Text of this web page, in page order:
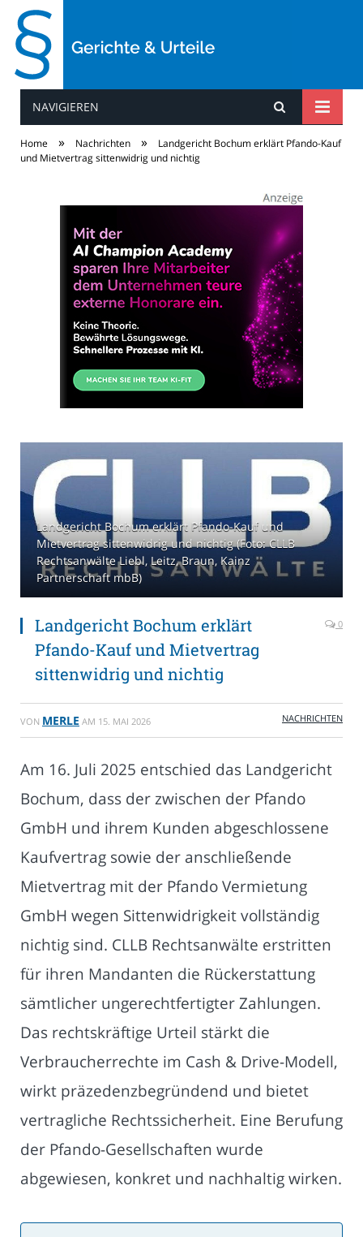
Gerichte & Urteile
NAVIGIEREN
Home » Nachrichten »
Landgericht Bochum erklärt Pfando-Kauf
und Mietvertrag sittenwidrig und nichtig
Landgericht Bochum erklärt Pfando-Kauf und
Mietvertrag sittenwidrig und nichtig (Foto: CLLB
Rechtsanwälte Liebl, Leitz, Braun, Kainz
Partnerschaft mbB)
Landgericht Bochum erklärt
Pfando-Kauf und Mietvertrag
sittenwidrig und nichtig
0
VON MERLE AM 15. MAI 2026 NACHRICHTEN
Am 16. Juli 2025 entschied das Landgericht
Bochum, dass der zwischen der Pfando
GmbH und ihrem Kunden abgeschlossene
Kaufvertrag sowie der anschließende
Mietvertrag mit der Pfando Vermietung
GmbH wegen Sittenwidrigkeit vollständig
nichtig sind. CLLB Rechtsanwälte erstritten
für ihren Mandanten die Rückerstattung
sämtlicher ungerechtfertigter Zahlungen.
Das rechtskräftige Urteil stärkt die
Verbraucherrechte im Cash & Drive-Modell,
wirkt präzedenzbegründend und bietet
vertragliche Rechtssicherheit. Eine Berufung
der Pfando-Gesellschaften wurde
abgewiesen, konkret und nachhaltig wirken.